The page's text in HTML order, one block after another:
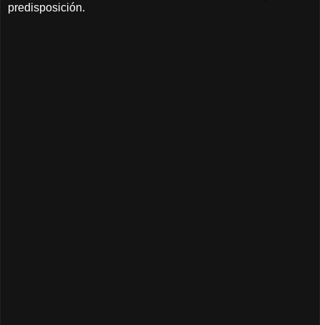
predisposición.